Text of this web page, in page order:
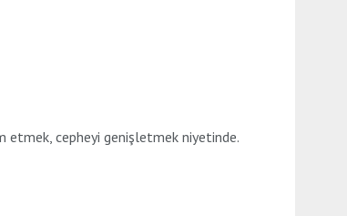
etmek, cepheyi genişletmek niyetinde.